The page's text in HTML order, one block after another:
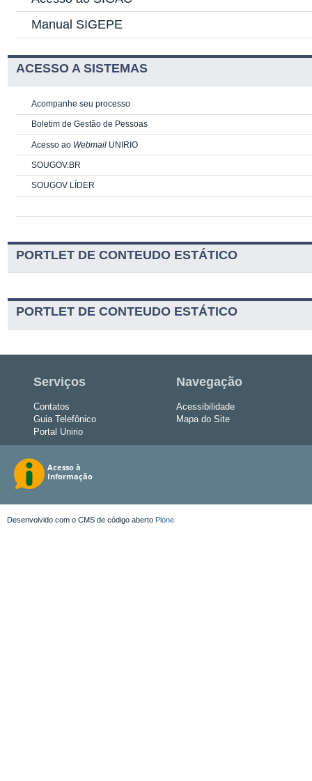
Manual SIGEPE
ACESSO A SISTEMAS
Acompanhe seu processo
Boletim de Gestão de Pessoas
Acesso ao Webmail UNIRIO
SOUGOV.BR
SOUGOV LÍDER
PORTLET DE CONTEUDO ESTÁTICO
PORTLET DE CONTEUDO ESTÁTICO
Serviços
Contatos
Guia Telefônico
Portal Unirio
Navegação
Acessibilidade
Mapa do Site
Desenvolvido com o CMS de código aberto Plone